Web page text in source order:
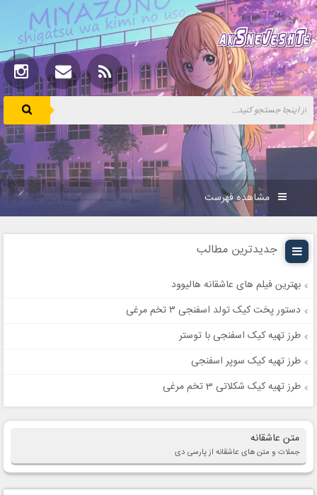
مشاهده فهرست
جدیدترین مطالب
بهترین فیلم های عاشقانه هالیوود
دستور پخت کیک تولد اسفنجی ۳ تخم مرغی
طرز تهیه کیک اسفنجی با توستر
طرز تهیه کیک سوپر اسفنجی
طرز تهیه کیک شکلاتی 3 تخم مرغی
متن عاشقانه
جملات و متن های عاشقانه از پارسی دی